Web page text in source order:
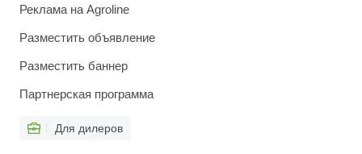
Реклама на Agroline
Разместить объявление
Разместить баннер
Партнерская программа
Для дилеров